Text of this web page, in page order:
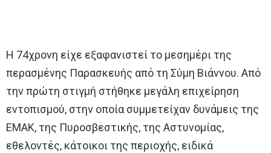
Η 74χρονη είχε εξαφανιστεί το μεσημέρι της
περασμένης Παρασκευής από τη Σύμη Βιάννου. Από
την πρώτη στιγμή στήθηκε μεγάλη επιχείρηση
εντοπισμού, στην οποία συμμετείχαν δυνάμεις της
ΕΜΑΚ, της Πυροσβεστικής, της Αστυνομίας,
εθελοντές, κάτοικοι της περιοχής, ειδικά